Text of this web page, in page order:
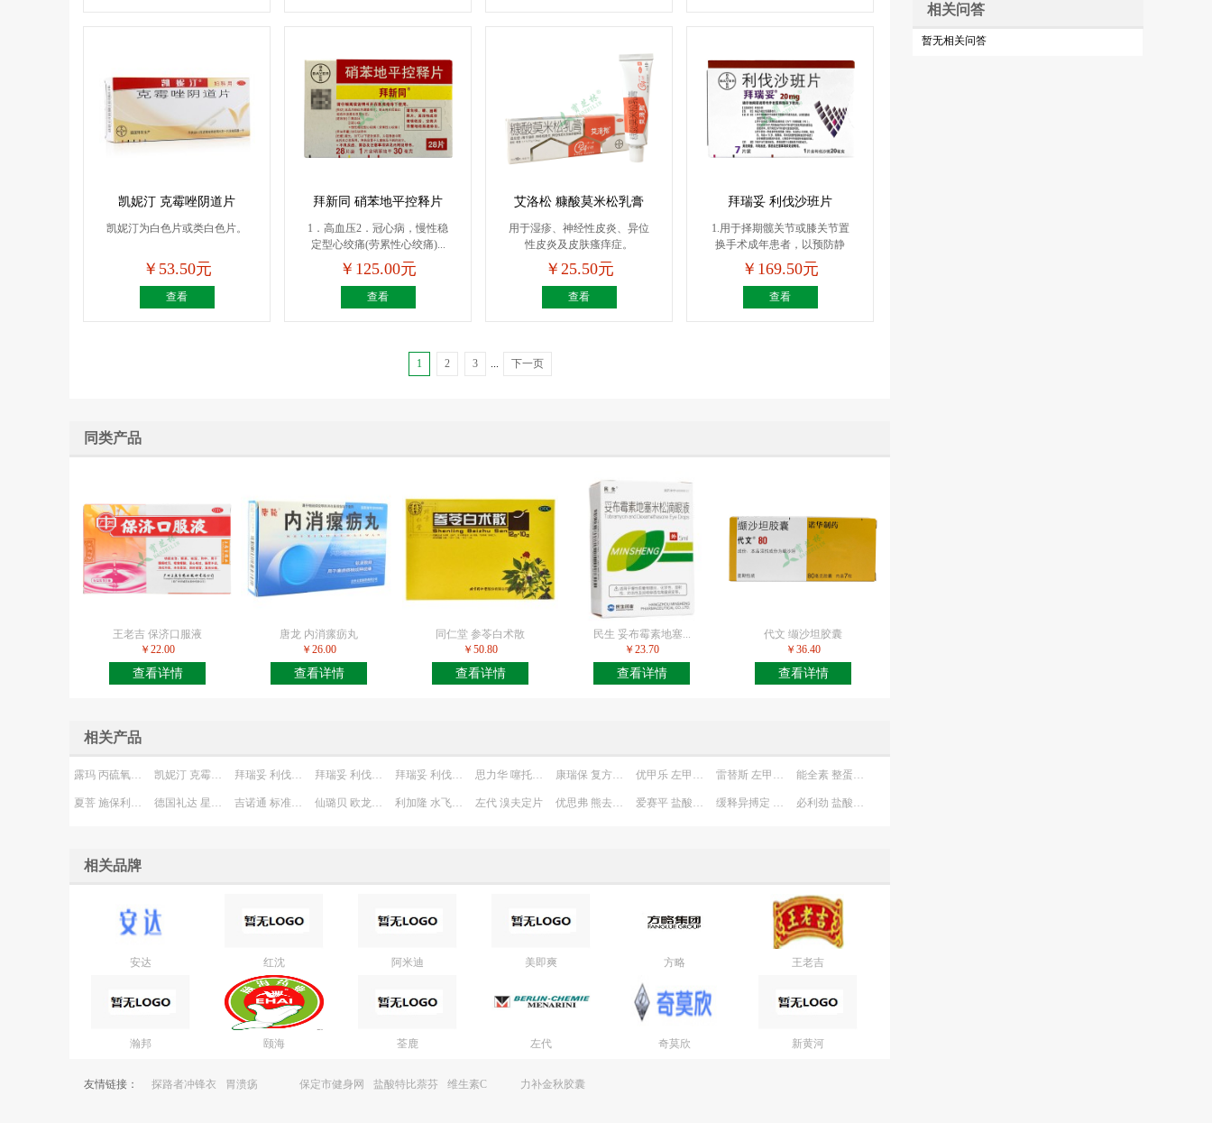
凯妮汀 克霉唑阴道片
凯妮汀为白色片或类白色片。
￥53.50元
查看
拜新同 硝苯地平控释片
1．高血压2．冠心病，慢性稳
定型心绞痛(劳累性心绞痛)...
￥125.00元
查看
艾洛松 糠酸莫米松乳膏
用于湿疹、神经性皮炎、异位
性皮炎及皮肤瘙痒症。
￥25.50元
查看
拜瑞妥 利伐沙班片
1.用于择期髋关节或膝关节置
换手术成年患者，以预防静
脉...
￥169.50元
查看
1 2 3 下一页
同类产品
王老吉 保济口服液
￥22.00
查看详情
唐龙 内消瘰疬丸
￥26.00
查看详情
同仁堂 参苓白术散
￥50.80
查看详情
民生 妥布霉素地塞...
￥23.70
查看详情
代文 缬沙坦胶囊
￥36.40
查看详情
相关产品
左代 溴夫定片
相关品牌
安达 红沈 阿米迪 美即爽 方略 王老吉
瀚邦 颐海 荃鹿 左代 奇莫欣 新黄河
友情链接：
探路者冲锋衣
胃溃疡 保定市健身网
盐酸特比萘芬
维生素C 力补金秋胶囊
相关问答
暂无相关问答